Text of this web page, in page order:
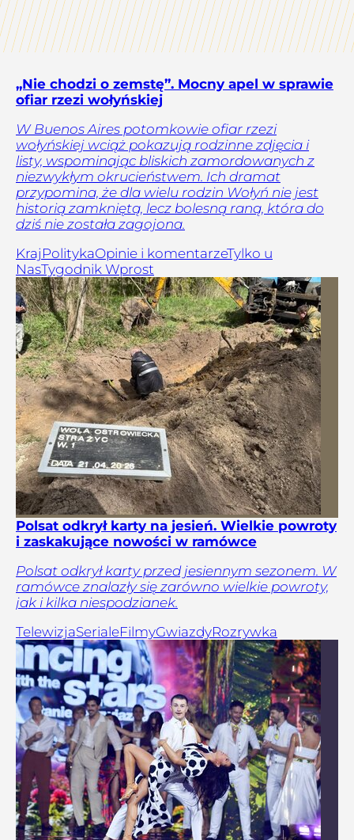
„Nie chodzi o zemstę”. Mocny apel w sprawie
ofiar rzezi wołyńskiej
W Buenos Aires potomkowie ofiar rzezi
wołyńskiej wciąż pokazują rodzinne zdjęcia i
listy, wspominając bliskich zamordowanych z
niezwykłym okrucieństwem. Ich dramat
przypomina, że dla wielu rodzin Wołyń nie jest
historią zamkniętą, lecz bolesną raną, która do
dziś nie została zagojona.
Kraj PolitykaOpinie i komentarzeTylko u
NasTygodnik Wprost
Polsat odkrył karty na jesień. Wielkie powroty
i zaskakujące nowości w ramówce
Polsat odkrył karty przed jesiennym sezonem. W
ramówce znalazły się zarówno wielkie powroty,
jak i kilka niespodzianek.
TelewizjaSerialeFilmyGwiazdyRozrywka